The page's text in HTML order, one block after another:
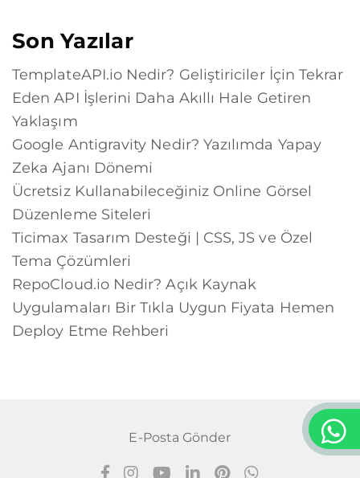
Son Yazılar
TemplateAPI.io Nedir? Geliştiriciler İçin Tekrar
Eden API İşlerini Daha Akıllı Hale Getiren
Yaklaşım
Google Antigravity Nedir? Yazılımda Yapay
Zeka Ajanı Dönemi
Ücretsiz Kullanabileceğiniz Online Görsel
Düzenleme Siteleri
Ticimax Tasarım Desteği | CSS, JS ve Özel
Tema Çözümleri
RepoCloud.io Nedir? Açık Kaynak
Uygulamaları Bir Tıkla Uygun Fiyata Hemen
Deploy Etme Rehberi
E-Posta Gönder